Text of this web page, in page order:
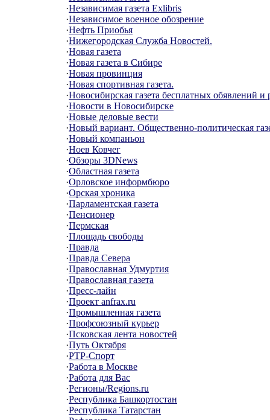
·Независимая газета Exlibris
·Независимое военное обозрение
·Нефть Приобья
·Нижегородская Служба Новостей.
·Новая газета
·Новая газета в Сибире
·Новая провинция
·Новая спортивная газета.
·Новосибирская газета бесплатных обявлений и
·Новости в Новосибирске
·Новые деловые вести
·Новый вариант. Общественно-политическая
·Новый компаньон
·Ноев Ковчег
·Обзоры 3DNews
·Областная газета
·Орловское информбюро
·Орская хроника
·Парламентская газета
·Пенсионер
·Пермская
·Площадь свободы
·Правда
·Правда Севера
·Православная Удмуртия
·Православная газета
·Пресс-лайн
·Проект anfrax.ru
·Промышленная газета
·Профсоюзный курьер
·Псковская лента новостей
·Путь Октября
·РТР-Спорт
·Работа в Москве
·Работа для Вас
·Регионы/Regions.ru
·Республика Башкортостан
·Республика Татарстан